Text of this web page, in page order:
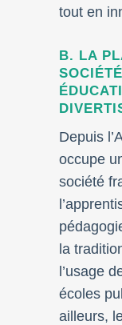
tout en
B. LA
Depuis
occupe
société
la
l’usage
écoles
ailleurs,